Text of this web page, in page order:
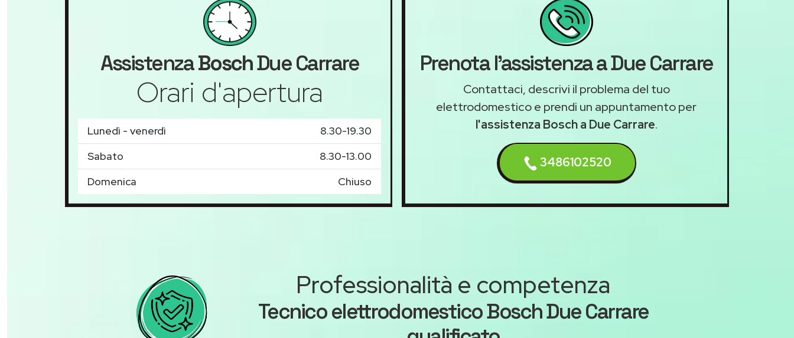
AssistenzaBoschDue Carrare
Orari d'apertura
Lunedì - venerdì
8.30-19.30
Sabato
8.30-13.00
Domenica
Chiuso
Prenota l'assistenza a Due Carrare
Contattaci, descrivi il problema del tuo
elettrodomestico e prendi un appuntamento per
l'assistenza Bosch a Due Carrare.
3486102520
Professionalità e competenza
Tecnico elettrodomestico Bosch Due Carrare